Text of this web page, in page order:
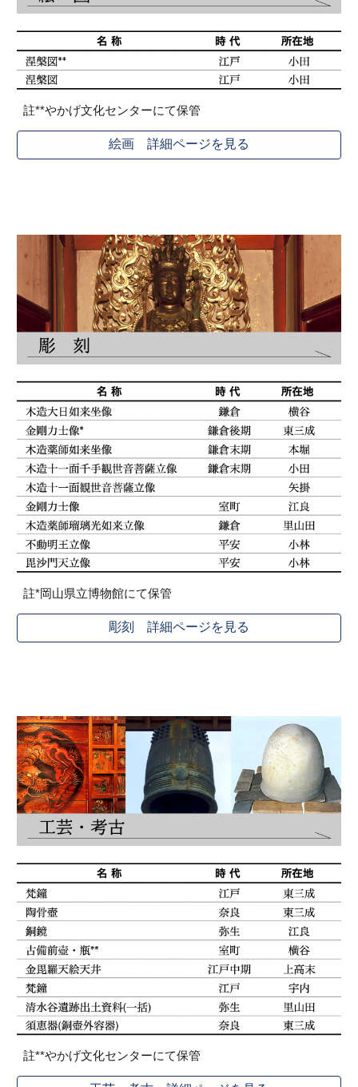
註**やかげ文化センターにて保管
絵画 詳細ページを見る
註*岡山県立博物館にて保管
彫刻 詳細ページを見る
註**やかげ文化センターにて保管